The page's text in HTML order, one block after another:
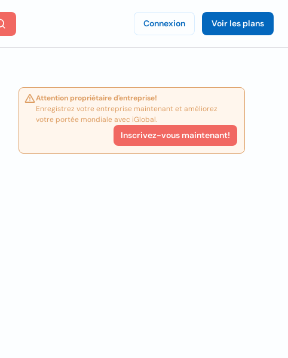
Connexion Voir les plans
Attention propriétaire d'entreprise!
Enregistrez votre entreprise maintenant et améliorez
votre portée mondiale avec iGlobal.
Inscrivez-vous maintenant!